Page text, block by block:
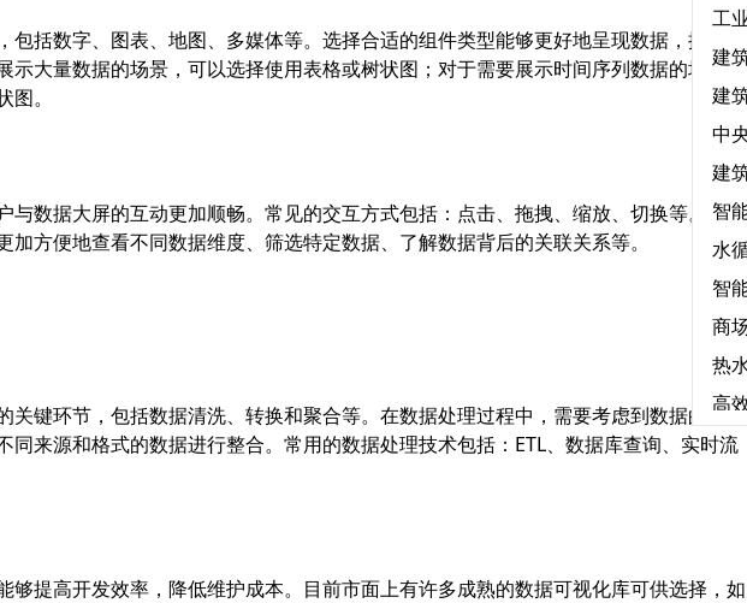
包括数字、图表、地图、多媒体等。选择合适的组件类型能够更好地呈现数据，提升用
示大量数据的场景，可以选择使用表格或树状图；对于需要展示时间序列数据的场景，
。
与数据大屏的互动更加顺畅。常见的交互方式包括：点击、拖拽、缩放、切换等。通过
加方便地查看不同数据维度、筛选特定数据、了解数据背后的关联关系等。
关键环节，包括数据清洗、转换和聚合等。在数据处理过程中，需要考虑到数据的准确
同来源和格式的数据进行整合。常用的数据处理技术包括：ETL、数据库查询、实时流
够提高开发效率，降低维护成本。目前市面上有许多成熟的数据可视化库可供选择，如